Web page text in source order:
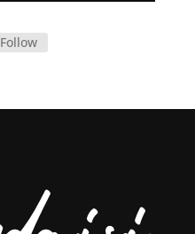
Follow